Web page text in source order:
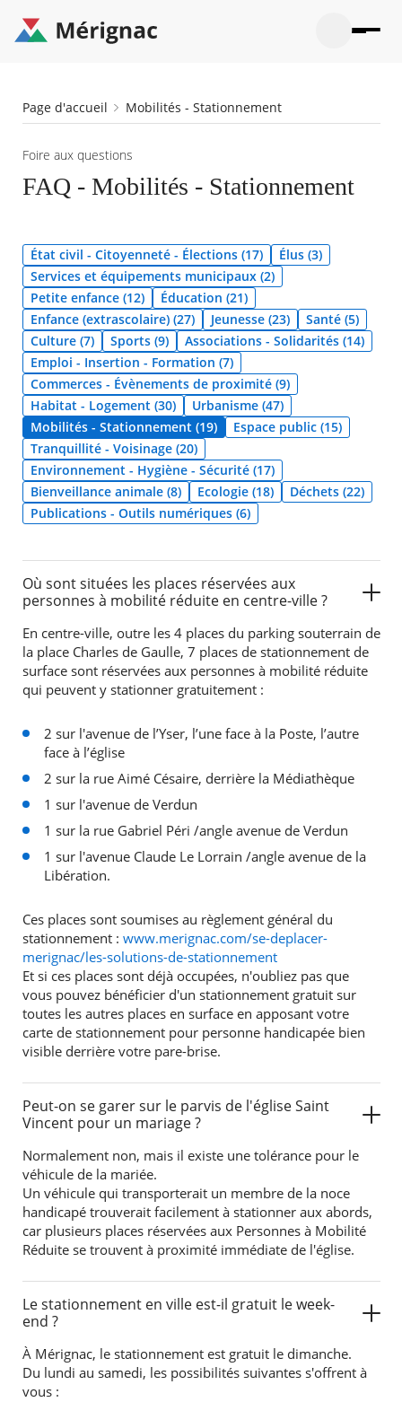
contenu
principal
page
d'accueil
23° Moyen
Les
alertes
Watt
Agenda
Actualités
FAQ
Kiosque
Espace de services en ligne
Facebook
X Instagram
Youtube
Linkedin
le
Mon quotidien
Participation citoyenne
à
Mes démarches
Mes
Mon Profil
le
Fil
d'Ariane
Page d'accueil Mobilités - Stationnement
Foire aux questions
FAQ - Mobilités - Stationnement
État civil - Citoyenneté - Élections (17)
Élus (3)
Services et équipements municipaux (2)
Petite enfance (12)
Éducation (21)
Enfance (extrascolaire) (27)
Jeunesse (23)
Santé (5)
Culture (7)
Sports (9)
Associations - Solidarités (14)
Emploi - Insertion - Formation (7)
Commerces - Évènements de proximité (9)
Habitat - Logement (30)
Urbanisme (47)
Mobilités - Stationnement (19)
Espace public (15)
Tranquillité - Voisinage (20)
Environnement - Hygiène - Sécurité (17)
Bienveillance animale (8)
Ecologie (18)
Déchets (22)
Publications - Outils numériques (6)
Où sont situées les places réservées aux
personnes à mobilité réduite en centre-ville ?
En centre-ville, outre les 4 places du parking souterrain de
la place Charles de Gaulle, 7 places de stationnement de
surface sont réservées aux personnes à mobilité réduite
qui peuvent y stationner gratuitement :
2 sur l'avenue de l’Yser, l’une face à la Poste, l’autre
face à l’église
2 sur la rue Aimé Césaire, derrière la Médiathèque
1 sur l'avenue de Verdun
1 sur la rue Gabriel Péri /angle avenue de Verdun
1 sur l'avenue Claude Le Lorrain /angle avenue de la
Libération.
Ces places sont soumises au règlement général du
stationnement : www.merignac.com/se-deplacer-
merignac/les-solutions-de-stationnement
Et si ces places sont déjà occupées, n'oubliez pas que
vous pouvez bénéficier d'un stationnement gratuit sur
toutes les autres places en surface en apposant votre
carte de stationnement pour personne handicapée bien
visible derrière votre pare-brise.
Peut-on se garer sur le parvis de l'église Saint
Vincent pour un mariage ?
Normalement non, mais il existe une tolérance pour le
véhicule de la mariée.
Un véhicule qui transporterait un membre de la noce
handicapé trouverait facilement à stationner aux abords,
car plusieurs places réservées aux Personnes à Mobilité
Réduite se trouvent à proximité immédiate de l'église.
Le stationnement en ville est-il gratuit le week-
end ?
À Mérignac, le stationnement est gratuit le dimanche.
Du lundi au samedi, les possibilités suivantes s'offrent à
vous :